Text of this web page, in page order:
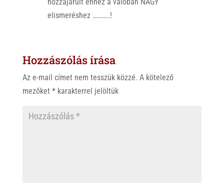
elismeréshez ………..!
Hozzászólás írása
Az e-mail címet nem tesszük közzé. A kötelező
mezőket *karakterrel jelöltük